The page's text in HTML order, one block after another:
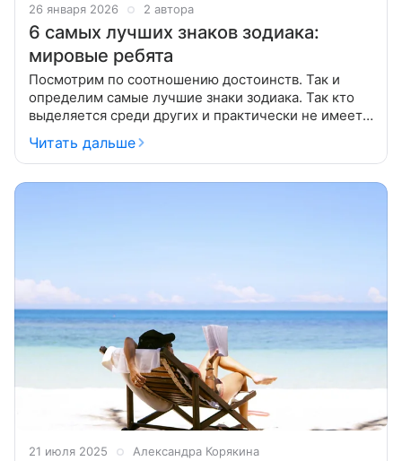
26 января 2026 2 автора
6 самых лучших знаков зодиака:
мировые ребята
Посмотрим по соотношению достоинств. Так и
определим самые лучшие знаки зодиака. Так кто
выделяется среди других и практически не имеет
недостатков? Добродетель одних — ум, других —
доброта, третьих — терпение.
Читать дальше
21 июля 2025 Александра Корякина